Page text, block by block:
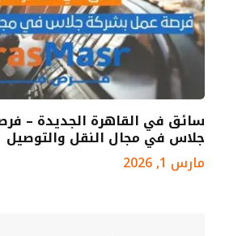
سائق في القاهرة الجديدة –
جلاس في مجال النقل والتوصيل
مارس 1, 2026